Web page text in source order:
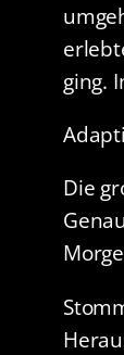
ging.
Die